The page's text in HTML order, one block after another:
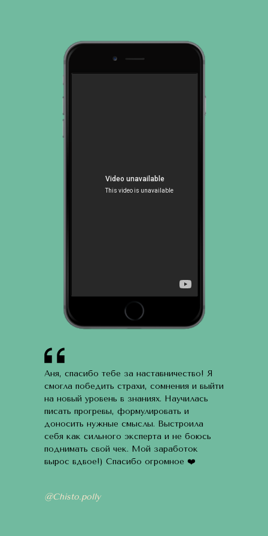
Аня, спасибо тебе за наставничество! Я
смогла победить страхи, сомнения и выйти
на новый уровень в знаниях. Научилась
писать прогревы, формулировать и
доносить нужные смыслы. Выстроила
себя как сильного эксперта и не боюсь
поднимать свой чек. Мой заработок
вырос вдвое!) Спасибо огромное ❤️
@Chisto.polly